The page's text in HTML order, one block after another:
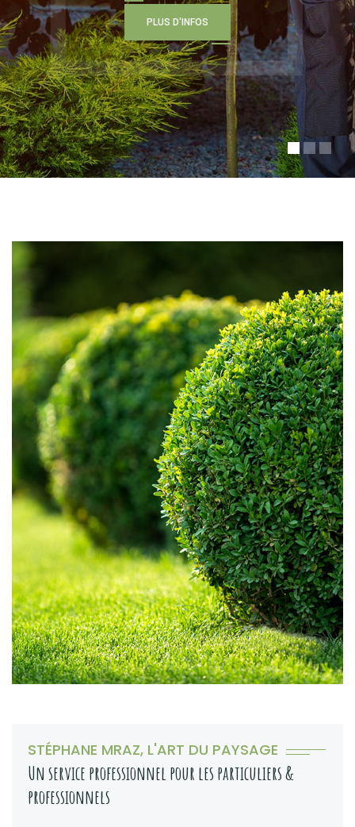
P LUS D' N FOS
STÉPHANE MRAZ, L'ART DU PAYSAGE
Un service professionnel pour les particuliers &
professionnels